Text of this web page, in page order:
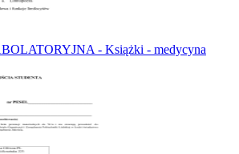
- Książki - medycyna